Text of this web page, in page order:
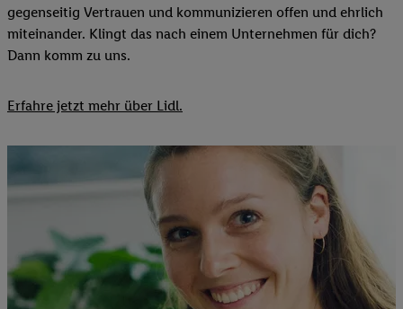
gegenseitig Vertrauen und kommunizieren offen und ehrlich
miteinander. Klingt das nach einem Unternehmen für dich?
Dann komm zu uns.​
Erfahre jetzt mehr über Lidl.